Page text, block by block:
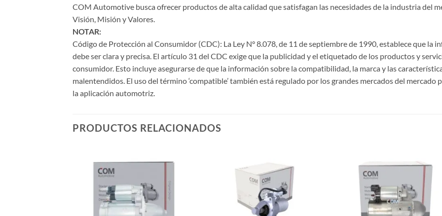
COM Automotive busca ofrecer productos de alta calidad que satisfagan las necesidades de la industria del
Visión, Misión y Valores.
NOTAR:
Código de Protección al Consumidor (CDC): La Ley N° 8.078, de 11 de septiembre de 1990, establece que
debe ser clara y precisa. El artículo 31 del CDC exige que la publicidad y el etiquetado de los productos y
consumidor. Esto incluye asegurarse de que la información sobre la compatibilidad, la marca y las
malentendidos. El uso del término ‘compatible’ también está regulado por los grandes mercados del
la aplicación automotriz.
PRODUCTOS RELACIONADOS